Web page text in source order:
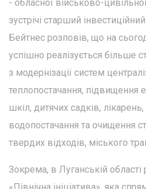
- обласної військово-цивільної
зустрічі старший
Бейтнес розповів, що на
успішно реалізується більше
з модернізації систем
теплопостачання, підвищення
шкіл, дитячих садків,
водопостачання та очищення
твердих відходів, міського
Зокрема, в Луганській області